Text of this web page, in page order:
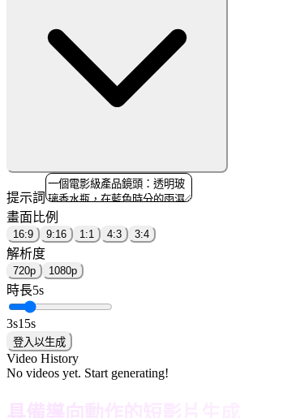
提示詞
畫面比例
16:9 9:16 1:1 4:3 3:4
解析度
720p 1080p
時長5s
3s15s
登入以生成
Video History
No videos yet. Start generating!
具備導向動作的短影片生成